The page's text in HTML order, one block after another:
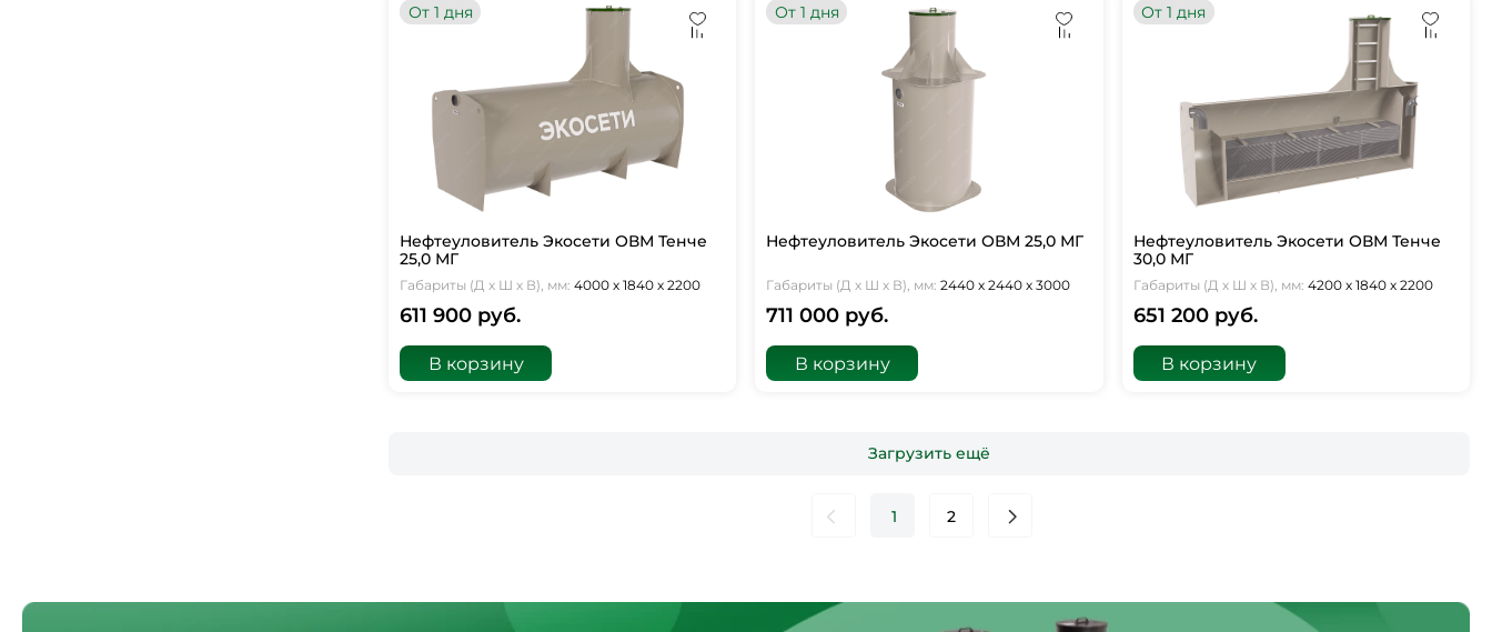
От 1 дня
Нефтеуловитель Экосети ОВМ Тенче
25,0 МГ
Габариты (Д х Ш х В), мм: 4000 х 1840 х 2200
611 900 руб.
В корзину
От 1 дня
Нефтеуловитель Экосети ОВМ 25,0 МГ
Габариты (Д х Ш х В), мм: 2440 х 2440 х 3000
711 000 руб.
В корзину
От 1 дня
Нефтеуловитель Экосети ОВМ Тенче
30,0 МГ
Габариты (Д х Ш х В), мм: 4200 х 1840 х 2200
651 200 руб.
В корзину
Загрузить ещё
1 2